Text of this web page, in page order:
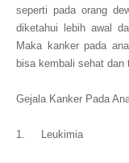
seperti pada orang
diketahui lebih awal
Maka kanker pada
bisa kembali sehat dan
Gejala Kanker Pada
1. Leukimia